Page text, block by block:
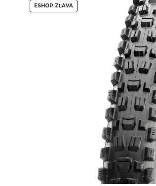
ESHOP ZĽAVA
TREK PROCALIBER 8 FURY
€1 449